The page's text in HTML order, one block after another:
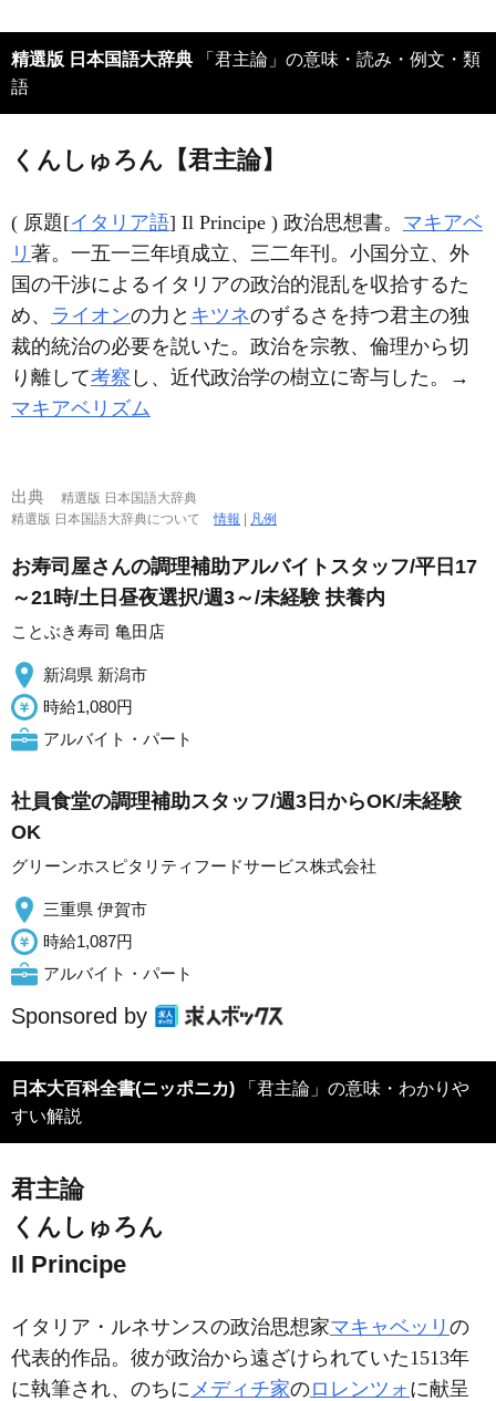
精選版 日本国語大辞典 「君主論」の意味・読み・例文・類
語
くんしゅろん【君主論】
( 原題[イタリア語] Il Principe ) 政治思想書。 マキアベ
リ 著。一五一三年頃成立、三二年刊。小国分立、外
国の干渉によるイタリアの政治的混乱を収拾するた
め、 ライオンの力と キツネのずるさを持つ君主の独
裁的統治の必要を説いた。政治を宗教、倫理から切
り離して考察 し、近代政治学の樹立に寄与した。→
マキアベリズム
出典
精選版 日本国語大辞典
精選版 日本国語大辞典について情報 | 凡例
お寿司屋さんの調理補助アルバイトスタッフ/平日17
～21時/土日昼夜選択/週3～/未経験 扶養内
ことぶき寿司 亀田店
新潟県 新潟市
時給1,080円
アルバイト・パート
社員食堂の調理補助スタッフ/週3日からOK/未経験
OK
グリーンホスピタリティフードサービス株式会社
三重県 伊賀市
時給1,087円
アルバイト・パート
Sponsored by
日本大百科全書(ニッポニカ) 「君主論」の意味・わかりや
すい解説
君主論
くんしゅろん
Il Principe
イタリア・ルネサンスの政治思想家マキャベッリ の
代表的作品。彼が政治から遠ざけられていた1513年
に執筆され、のちにメディチ家のロレンツォ に献呈